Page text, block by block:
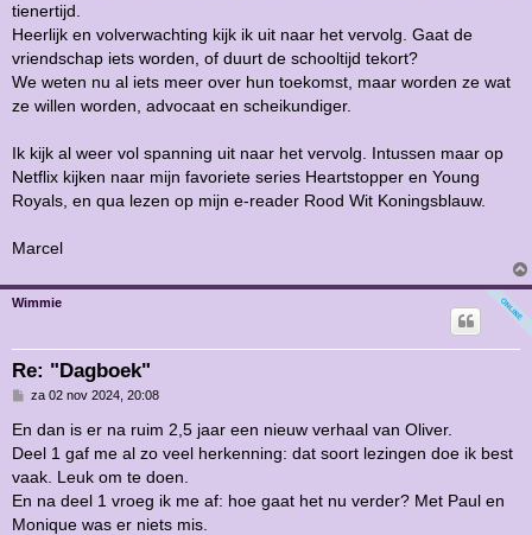
c
h
t
tienertijd.
Heerlijk en volverwachting kijk ik uit naar het vervolg. Gaat de
vriendschap iets worden, of duurt de schooltijd tekort?
We weten nu al iets meer over hun toekomst, maar worden ze wat
ze willen worden, advocaat en scheikundiger.
Ik kijk al weer vol spanning uit naar het vervolg. Intussen maar op
Netflix kijken naar mijn favoriete series Heartstopper en Young
Royals, en qua lezen op mijn e-reader Rood Wit Koningsblauw.
Marcel
Wimmie
Re: "Dagboek"
B
r
i
c
t
za 02 nov 2024, 20:08
En dan is er na ruim 2,5 jaar een nieuw verhaal van Oliver.
Deel 1 gaf me al zo veel herkenning: dat soort lezingen doe ik best
vaak. Leuk om te doen.
En na deel 1 vroeg ik me af: hoe gaat het nu verder? Met Paul en
Monique was er niets mis.